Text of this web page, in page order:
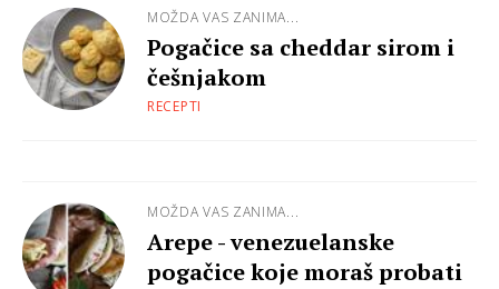
MOŽDA VAS ZANIMA...
Pogačice sa cheddar sirom i
češnjakom
RECEPTI
MOŽDA VAS ZANIMA...
Arepe - venezuelanske
pogačice koje moraš probati